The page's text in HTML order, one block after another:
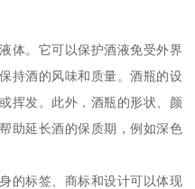
体。它可以保护酒液免受外界
持酒的风味和质量。酒瓶的设
挥发。此外，酒瓶的形状、颜
助延长酒的保质期，例如深色
的标签、商标和设计可以体现